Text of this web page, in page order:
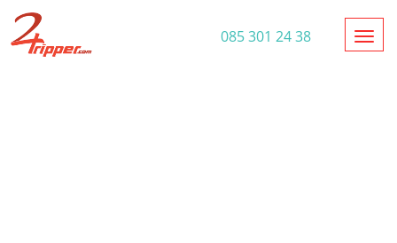
085 301 24 38